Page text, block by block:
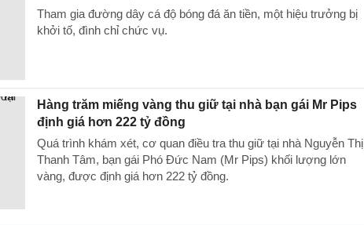
Tham gia đường dây cá độ bóng đá ăn tiền, một hiệu trưởng bị
khởi tố, đình chỉ chức vụ.
Hàng trăm miếng vàng thu giữ tại nhà bạn gái Mr Pips
định giá hơn 222 tỷ đồng
Quá trình khám xét, cơ quan điều tra thu giữ tại nhà Nguyễn Thị
Thanh Tâm, bạn gái Phó Đức Nam (Mr Pips) khối lượng lớn
vàng, được định giá hơn 222 tỷ đồng.